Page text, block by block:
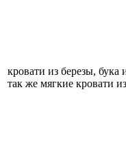
кровати из березы, бука
так же мягкие кровати